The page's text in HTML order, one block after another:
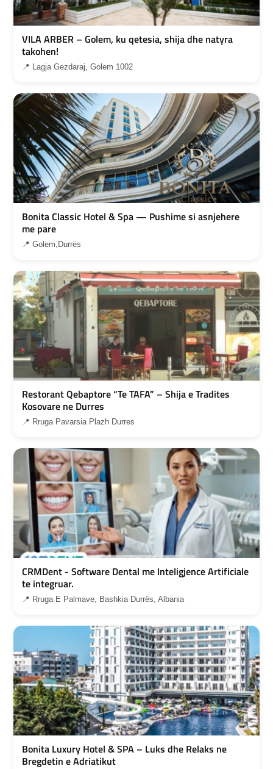
VILA ARBER – Golem, ku qetesia, shija dhe natyra
takohen!
📍 Lagja Gezdaraj, Golem 1002
Bonita Classic Hotel & Spa — Pushime si asnjehere
me pare
📍 Golem,Durrës
Restorant Qebaptore “Te TAFA” – Shija e Tradites
Kosovare ne Durres
📍 Rruga Pavarsia Plazh Durres
CRMDent - Software Dental me Inteligjence Artificiale
te integruar.
📍 Rruga E Palmave, Bashkia Durrës, Albania
Bonita Luxury Hotel & SPA – Luks dhe Relaks ne
Bregdetin e Adriatikut